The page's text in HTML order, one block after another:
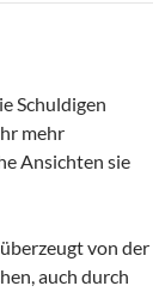
Schuldigen
mehr
Ansichten sie
von der
auch durch